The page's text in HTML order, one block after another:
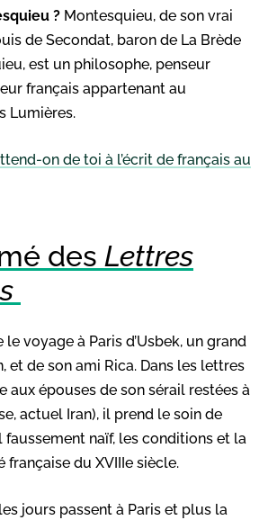
? Montesquieu, de son vrai
de Secondat, baron de La Brède
est un philosophe, penseur
français appartenant au
Lumières.
on de toi à l’écrit de français au
des Lettres
le voyage à Paris d’Usbek, un grand
et de son ami Rica. Dans les lettres
aux épouses de son sérail restées à
actuel Iran), il prend le soin de
faussement naïf, les conditions et la
française du XVIIIe siècle.
jours passent à Paris et plus la